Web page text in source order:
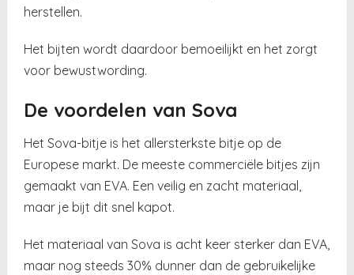
herstellen.
Het bijten wordt daardoor bemoeilijkt en het zorgt
voor bewustwording.
De voordelen van Sova
Het Sova-bitje is het allersterkste bitje op de
Europese markt. De meeste commerciële bitjes zijn
gemaakt van EVA. Een veilig en zacht materiaal,
maar je bijt dit snel kapot.
Het materiaal van Sova is acht keer sterker dan EVA,
maar nog steeds 30% dunner dan de gebruikelijke